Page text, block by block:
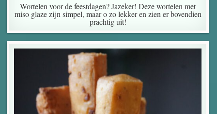
Wortelen voor de feestdagen? Jazeker! Deze wortelen met
miso glaze zijn simpel, maar o zo lekker en zien er bovendien
prachtig uit!